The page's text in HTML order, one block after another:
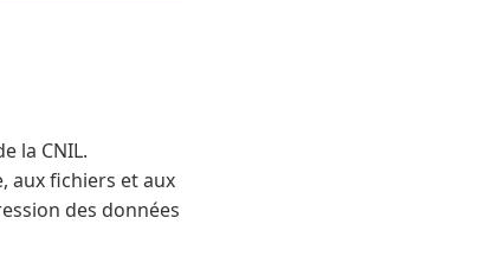
la CNIL.
aux fichiers et aux
des données